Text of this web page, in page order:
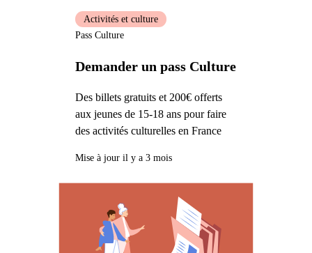
Demander un pass Culture
Des billets gratuits et 200€ offerts
aux jeunes de 15-18 ans pour faire
des activités culturelles en France
Activités et culture
Pass Culture
Mise à jour il y a 3 mois